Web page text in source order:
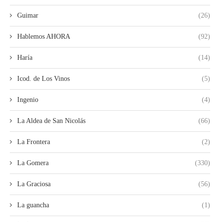
Guimar (26)
Hablemos AHORA (92)
Haría (14)
Icod. de Los Vinos (5)
Ingenio (4)
La Aldea de San Nicolás (66)
La Frontera (2)
La Gomera (330)
La Graciosa (56)
La guancha (1)